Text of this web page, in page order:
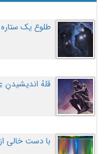
طلوع یک
قلهُ اندیشیدنِ
با دست خالی